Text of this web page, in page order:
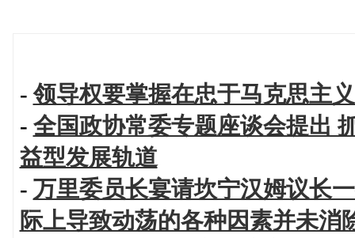
-领导权要掌握在忠于马克思主
- 全国政协常委专题座谈会提出
益型发展轨道
- 万里委员长宴请坎宁汉姆议长
际上导致动荡的各种因素并未消